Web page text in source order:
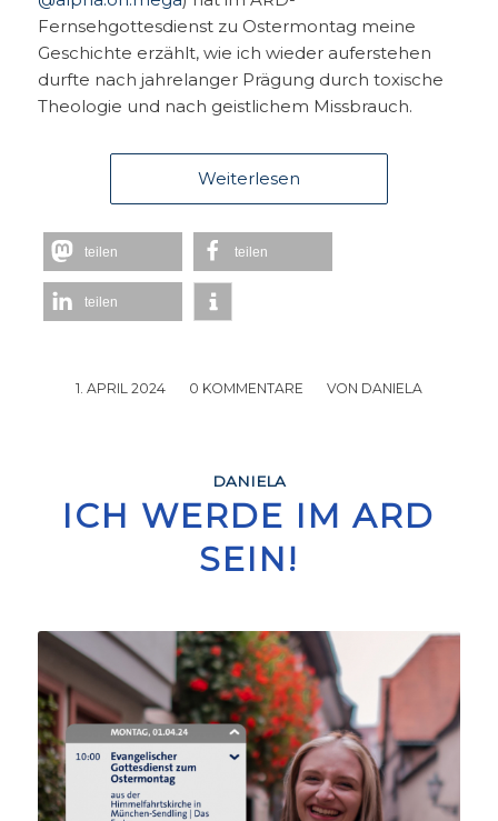
Fernsehgottesdienst zu Ostermontag meine
Geschichte erzählt, wie ich wieder auferstehen
durfte nach jahrelanger Prägung durch toxische
Theologie und nach geistlichem Missbrauch.
Weiterlesen
teilen teilen
teilen
1. APRIL 2024
/ 0 KOMMENTARE
/ VON DANIELA
DANIELA
ICH WERDE IM ARD
SEIN!